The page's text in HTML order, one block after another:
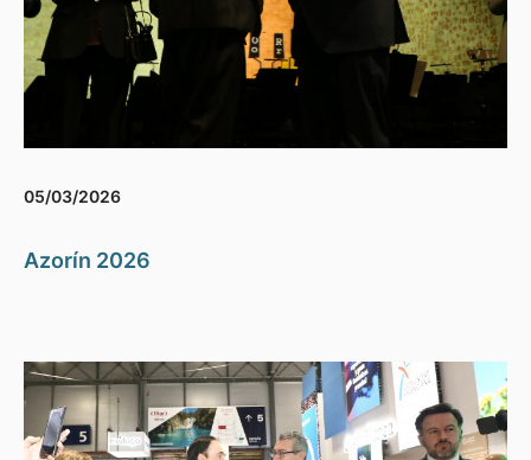
05/03/2026
Azorín 2026